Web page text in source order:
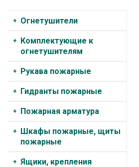
Огнетушители
Комплектующие к
огнетушителям
Рукава пожарные
Гидранты пожарные
Пожарная арматура
Шкафы пожарные, щиты
пожарные
Ящики, крепления